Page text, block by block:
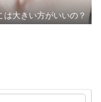
は大きい方がいいの？